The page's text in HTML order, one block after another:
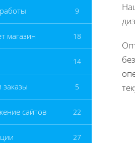
9
магазин 18
14
заказы 5
сайтов 22
27